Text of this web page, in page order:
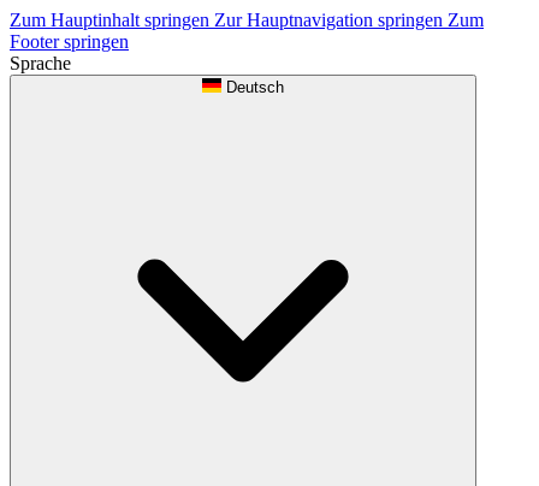
Zum Hauptinhalt springen Zur Hauptnavigation springen Zum
Footer springen
Sprache
Deutsch